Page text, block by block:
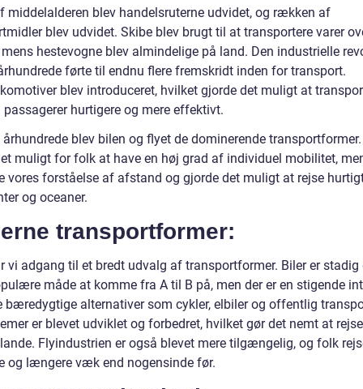
middelalderen blev handelsruterne udvidet, og rækken af
blev udvidet. Skibe blev brugt til at transportere varer
mens hestevogne blev almindelige på land. Den industrielle
førte til endnu flere fremskridt inden for transport.
blev introduceret, hvilket gjorde det muligt at
passagerer hurtigere og mere effektivt.
århundrede blev bilen og flyet de dominerende
muligt for folk at have en høj grad af individuel mobilitet,
vores forståelse af afstand og gjorde det muligt at rejse
og oceaner.
transportformer:
vi adgang til et bredt udvalg af transportformer. Biler er stadig
måde at komme fra A til B på, men der er en stigende
bæredygtige alternativer som cykler, elbiler og offentlig
er blevet udviklet og forbedret, hvilket gør det nemt at
Flyindustrien er også blevet mere tilgængelig, og folk
og længere væk end nogensinde før.